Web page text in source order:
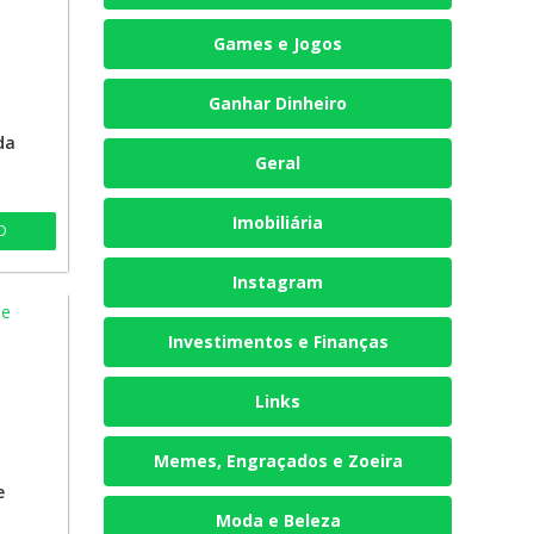
Games e Jogos
Ganhar Dinheiro
Geral
Imobiliária
Instagram
Investimentos e Finanças
Links
Memes, Engraçados e Zoeira
Moda e Beleza